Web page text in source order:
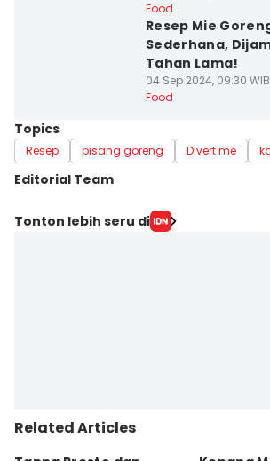
Food
Resep Mie
Sederhana,
Tahan Lama!
04 Sep 2024, 09:30 WIB
Food
Topics
Resep pisang goreng Divert me
Editorial Team
Editor
Tonton lebih seru di
Related Articles